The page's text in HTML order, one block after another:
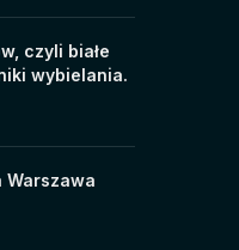
czyli białe
wybielania.
Warszawa